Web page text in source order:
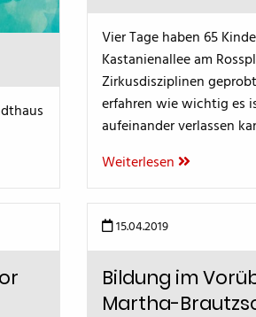
Vier Tage haben 65
Kastanienallee am
Zirkusdisziplinen
erfahren wie wichtig es
aufeinander verlassen
Weiterlesen
15.04.2019
Bildung im
Martha-